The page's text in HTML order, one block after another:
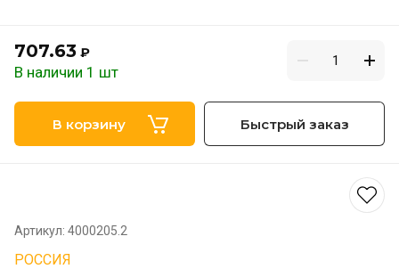
707.63 ₽
В наличии 1 шт
В корзину Быстрый заказ
Артикул: 4000205.2
РОССИЯ